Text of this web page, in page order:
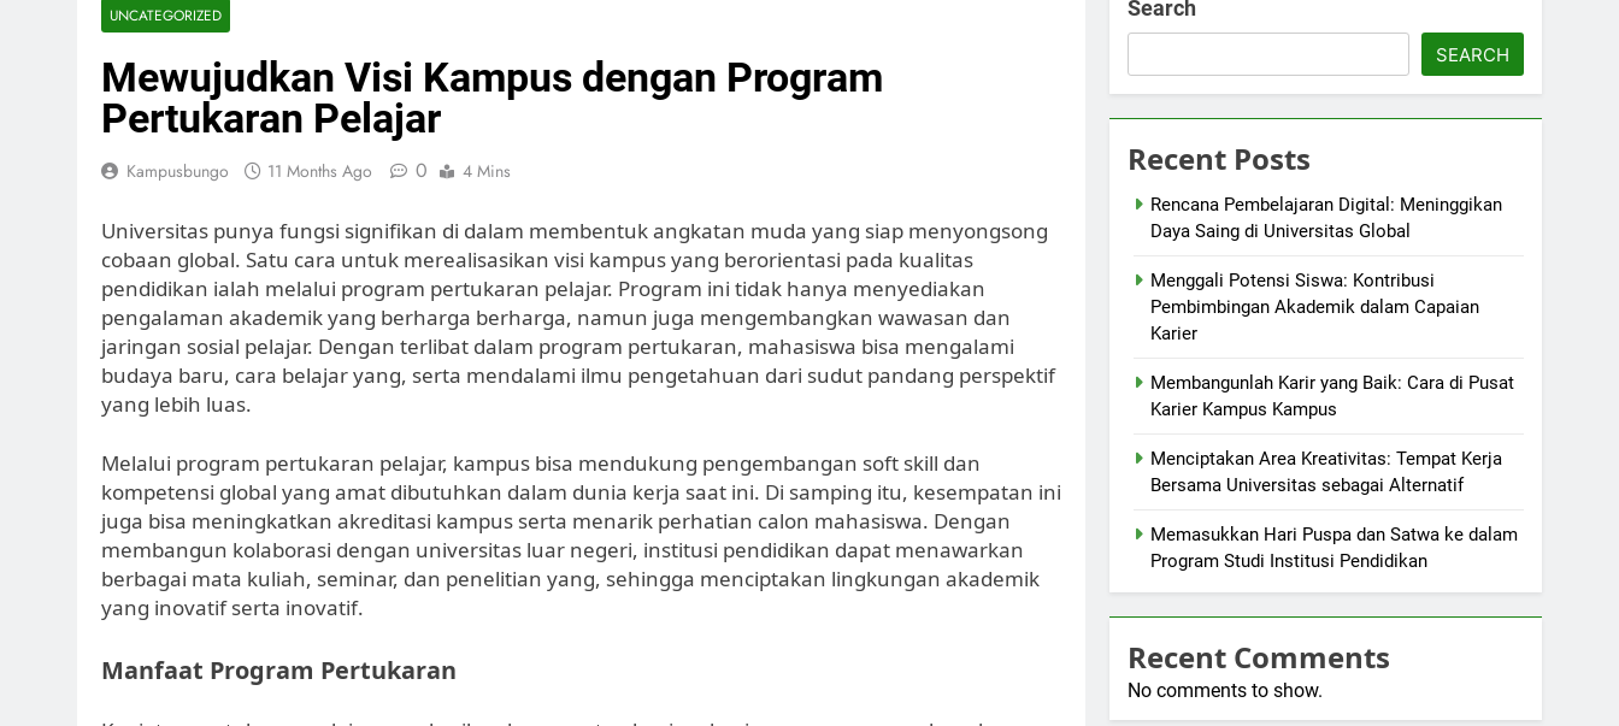
UNCATEGORIZED
Mewujudkan Visi Kampus dengan Program
Pertukaran Pelajar
Kampusbungo 11 Months Ago 0 4 Mins
Universitas punya fungsi signifikan di dalam membentuk angkatan muda yang siap menyongsong
cobaan global. Satu cara untuk merealisasikan visi kampus yang berorientasi pada kualitas
pendidikan ialah melalui program pertukaran pelajar. Program ini tidak hanya menyediakan
pengalaman akademik yang berharga berharga, namun juga mengembangkan wawasan dan
jaringan sosial pelajar. Dengan terlibat dalam program pertukaran, mahasiswa bisa mengalami
budaya baru, cara belajar yang, serta mendalami ilmu pengetahuan dari sudut pandang perspektif
yang lebih luas.
Melalui program pertukaran pelajar, kampus bisa mendukung pengembangan soft skill dan
kompetensi global yang amat dibutuhkan dalam dunia kerja saat ini. Di samping itu, kesempatan ini
juga bisa meningkatkan akreditasi kampus serta menarik perhatian calon mahasiswa. Dengan
membangun kolaborasi dengan universitas luar negeri, institusi pendidikan dapat menawarkan
berbagai mata kuliah, seminar, dan penelitian yang, sehingga menciptakan lingkungan akademik
yang inovatif serta inovatif.
Manfaat Program Pertukaran
Search
SEARCH
Recent Posts
Rencana Pembelajaran Digital: Meninggikan
Daya Saing di Universitas Global
Menggali Potensi Siswa: Kontribusi
Pembimbingan Akademik dalam Capaian
Karier
Membangunlah Karir yang Baik: Cara di Pusat
Karier Kampus Kampus
Menciptakan Area Kreativitas: Tempat Kerja
Bersama Universitas sebagai Alternatif
Memasukkan Hari Puspa dan Satwa ke dalam
Program Studi Institusi Pendidikan
Recent Comments
No comments to show.